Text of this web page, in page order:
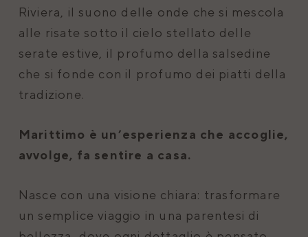
Riviera, il suono delle onde che si mescola
alle risate sotto il cielo stellato delle
serate estive, il profumo della salsedine
che si fonde con il profumo dei piatti della
tradizione.
Marittimo è un’esperienza che accoglie,
avvolge, fa sentire a casa.
Nasce con una visione chiara: trasformare
un semplice viaggio in una parentesi di